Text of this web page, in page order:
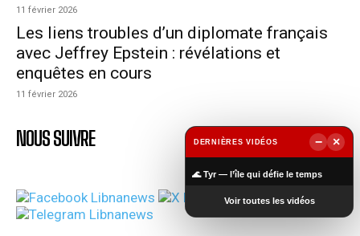
11 février 2026
Les liens troubles d’un diplomate français
avec Jeffrey Epstein : révélations et
enquêtes en cours
11 février 2026
NOUS SUIVRE DERNIÈRES VIDÉOS −
×
🌊 Tyr — l’île qui défie le temps
Voir toutes les vidéos